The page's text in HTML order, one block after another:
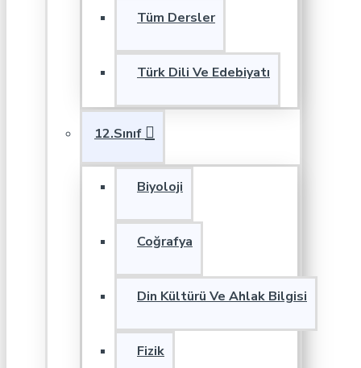
Tüm Dersler
Türk Dili Ve Edebiyatı
12.Sınıf
Biyoloji
Coğrafya
Din Kültürü Ve Ahlak Bilgisi
Fizik